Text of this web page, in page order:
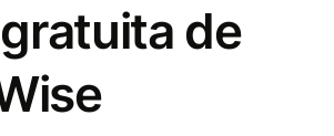
de